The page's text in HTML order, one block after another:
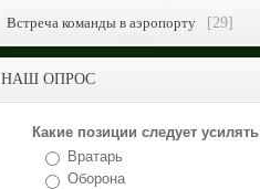
Встреча команды в аэропорту [29]
НАШ ОПРОС
Какие позиции следует усилять
Вратарь
Оборона